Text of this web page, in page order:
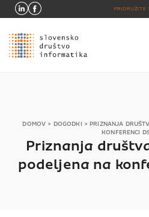
PRIDRUŽITE
DOMOV > DOGODKI > PRIZNANJA
KONFERENCI
Priznanja
podeljena na